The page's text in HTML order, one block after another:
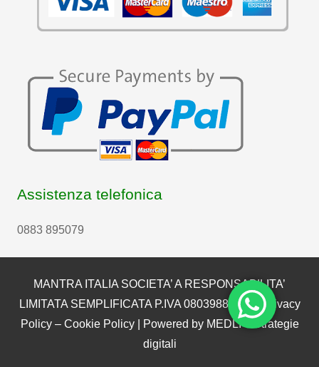
Assistenza telefonica
0883 895079
MANTRA ITALIA SOCIETA’ A RESPONSABILITA’
LIMITATA SEMPLIFICATA P.IVA 08039880722 | Privacy
Policy– Cookie Policy| Powered by MEDLI – Strategie
digitali